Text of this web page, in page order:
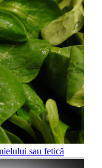
sau fetică